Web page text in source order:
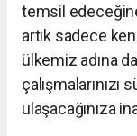
temsil
artık sadece
ülkemiz adına
çalışmalarınızı
ulaşacağınıza